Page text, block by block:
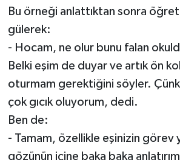
Bu örneği anlattıktan sonra
gülerek:
- Hocam, ne olur bunu falan
Belki eşim de duyar ve artık ön
oturmam gerektiğini söyler.
çok gıcık oluyorum, dedi.
Ben de:
- Tamam, özellikle eşinizin görev
gözünün içine baka baka